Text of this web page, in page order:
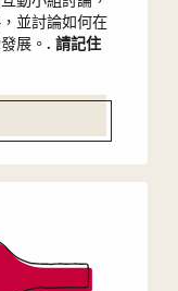
並討論如何在
展。. 請記住